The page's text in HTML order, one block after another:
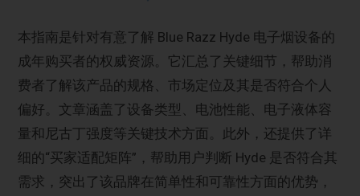
本指南是针对有意了解 Blue Razz Hyde 电子烟设备的
成年购买者的权威资源。它汇总了关键细节，帮助消
费者了解该产品的规格、市场定位及其是否符合个人
偏好。文章涵盖了设备类型、电池性能、电子液体容
量和尼古丁强度等关键技术方面。此外，还提供了详
细的“买家适配矩阵”，帮助用户判断 Hyde 是否符合其
需求，突出了该品牌在简单性和可靠性方面的优势，